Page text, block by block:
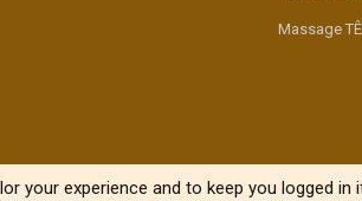
Massage
your experience and to keep you logged in